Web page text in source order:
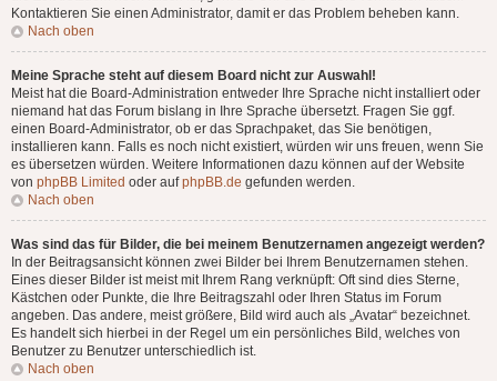
Kontaktieren Sie einen Administrator, damit er das Problem beheben kann.
Nach oben
Meine Sprache steht auf diesem Board nicht zur Auswahl!
Meist hat die Board-Administration entweder Ihre Sprache nicht installiert oder
niemand hat das Forum bislang in Ihre Sprache übersetzt. Fragen Sie ggf.
einen Board-Administrator, ob er das Sprachpaket, das Sie benötigen,
installieren kann. Falls es noch nicht existiert, würden wir uns freuen, wenn Sie
es übersetzen würden. Weitere Informationen dazu können auf der Website
von phpBB Limited oder aufphpBB.de gefunden werden.
Nach oben
Was sind das für Bilder, die bei meinem Benutzernamen angezeigt werden?
In der Beitragsansicht können zwei Bilder bei Ihrem Benutzernamen stehen.
Eines dieser Bilder ist meist mit Ihrem Rang verknüpft: Oft sind dies Sterne,
Kästchen oder Punkte, die Ihre Beitragszahl oder Ihren Status im Forum
angeben. Das andere, meist größere, Bild wird auch als „Avatar“ bezeichnet.
Es handelt sich hierbei in der Regel um ein persönliches Bild, welches von
Benutzer zu Benutzer unterschiedlich ist.
Nach oben